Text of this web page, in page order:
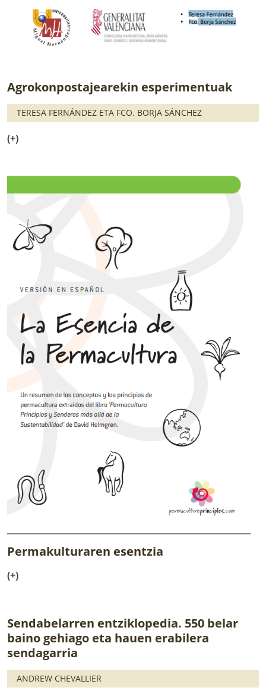
Agrokonpostajearekin esperimentuak
TERESA FERNÁNDEZ ETA FCO. BORJA SÁNCHEZ
(+)
Permakulturaren esentzia
(+)
Sendabelarren entziklopedia. 550 belar
baino gehiago eta hauen erabilera
sendagarria
ANDREW CHEVALLIER